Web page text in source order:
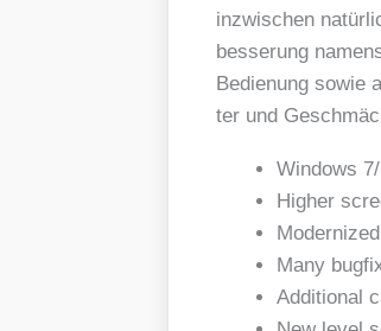
inzwi­schen
bes­se­rung
Bedie­nung sowie
ter und
Win­dows
Hig­her
Many
Addi­tio­nal